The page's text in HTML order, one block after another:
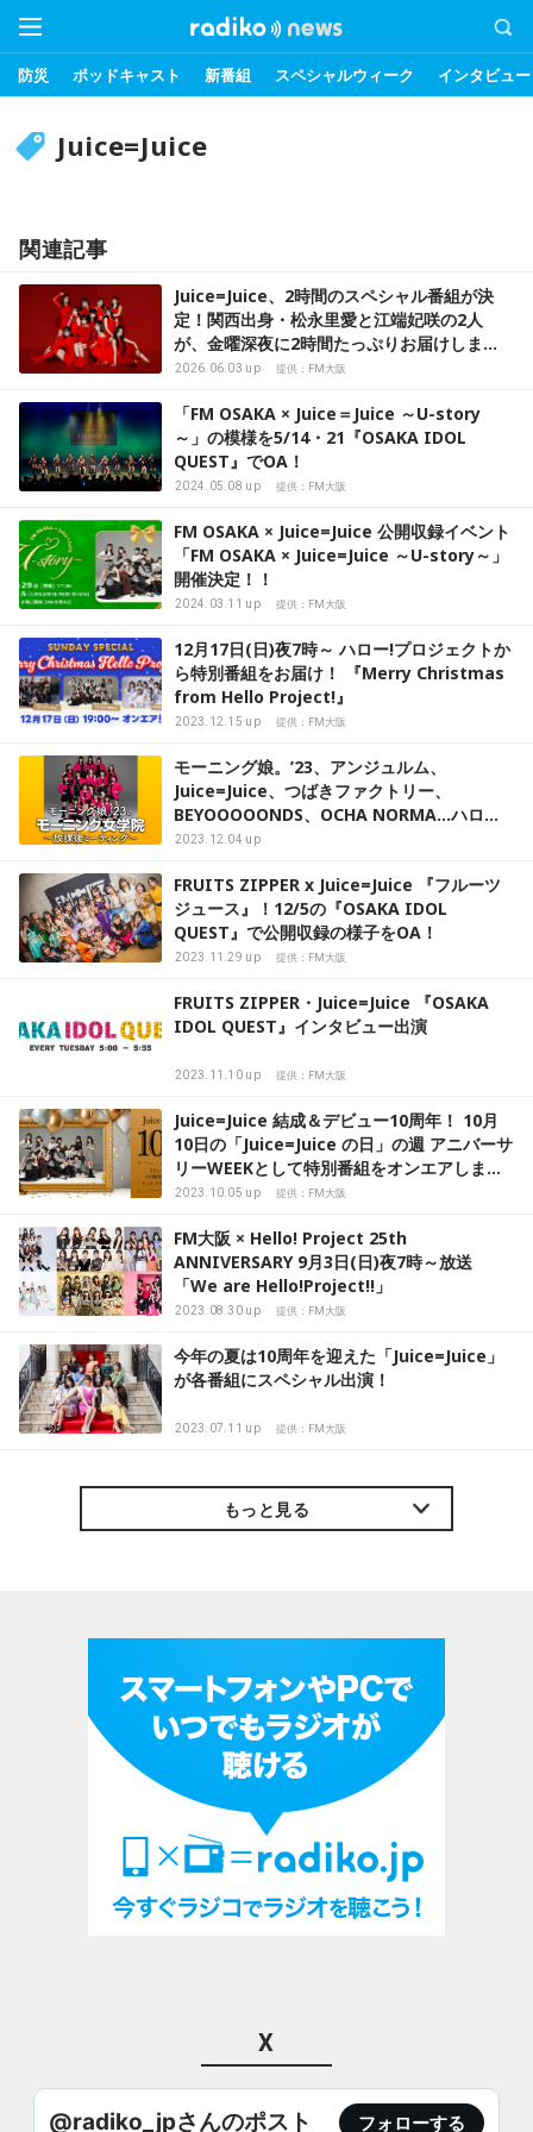
防災 ポッドキャスト 新番組 スペシャルウィーク インタビュー
Juice=Juice
関連記事
Juice=Juice、2時間のスペシャル番組が決
定！関西出身・松永里愛と江端妃咲の2人
が、金曜深夜に2時間たっぷりお届けしま
す。
2026.06.03 up 提供：FM大阪
「FM OSAKA × Juice＝Juice ～U-story
～」の模様を5/14・21『OSAKA IDOL
QUEST』でOA！
2024.05.08 up 提供：FM大阪
FM OSAKA × Juice=Juice 公開収録イベント
「FM OSAKA × Juice=Juice ～U-story～」
開催決定！！
2024.03.11 up 提供：FM大阪
12月17日(日)夜7時～ ハロー!プロジェクトか
ら特別番組をお届け！ 『Merry Christmas
from Hello Project!』
2023.12.15 up 提供：FM大阪
モーニング娘。’23、アンジュルム、
Juice=Juice、つばきファクトリー、
BEYOOOOONDS、OCHA NORMA…ハロプ
ロのラジオ番組
2023.12.04 up
FRUITS ZIPPER x Juice=Juice 『フルーツ
ジュース』！12/5の『OSAKA IDOL
QUEST』で公開収録の様子をOA！
2023.11.29 up 提供：FM大阪
FRUITS ZIPPER・Juice=Juice 『OSAKA
IDOL QUEST』インタビュー出演
2023.11.10 up 提供：FM大阪
Juice=Juice 結成＆デビュー10周年！ 10月
10日の「Juice=Juice の日」の週 アニバーサ
リーWEEKとして特別番組をオンエアしま
す！
2023.10.05 up 提供：FM大阪
FM大阪 × Hello! Project 25th
ANNIVERSARY 9月3日(日)夜7時～放送
「We are Hello!Project!!」
2023.08.30 up 提供：FM大阪
今年の夏は10周年を迎えた「Juice=Juice」
が各番組にスペシャル出演！
2023.07.11 up 提供：FM大阪
もっと見る
X
@radiko_jpさんのポスト フォローする